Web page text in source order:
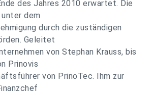
des Jahres 2010 erwartet. Die
dem
durch die zuständigen
Geleitet
von Stephan Krauss, bis
Prinovis
von PrinoTec. Ihm zur